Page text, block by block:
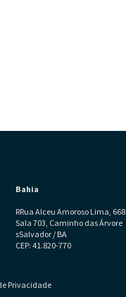
Bahia
RRua Alceu Amoroso Lima, 668
Sala 703, Caminho das Árvore
sSalvador / BA
CEP: 41.820-770
Privacidade